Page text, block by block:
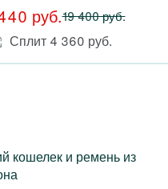
руб.19 400 руб.
Сплит 4 360 руб.